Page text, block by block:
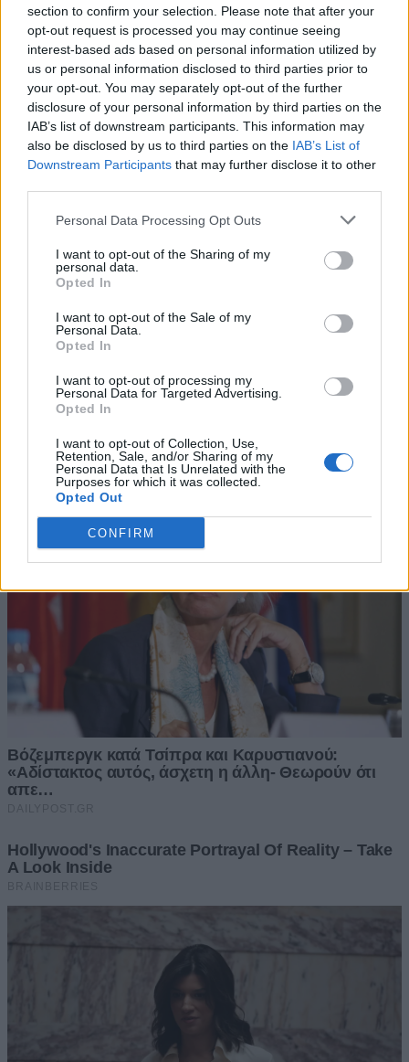
section to confirm your selection. Please note that after your
opt-out request is processed you may continue seeing
interest-based ads based on personal information utilized by
us or personal information disclosed to third parties prior to
your opt-out. You may separately opt-out of the further
disclosure of your personal information by third parties on the
IAB’s list of downstream participants. This information may
also be disclosed by us to third parties on the IAB’s List of
Downstream Participants that may further disclose it to other
Personal Data Processing Opt Outs
I want to opt-out of the Sharing of my
personal data.
Opted In
I want to opt-out of the Sale of my
Personal Data.
Opted In
I want to opt-out of processing my
Personal Data for Targeted Advertising.
Opted In
I want to opt-out of Collection, Use,
Retention, Sale, and/or Sharing of my
Personal Data that Is Unrelated with the
Purposes for which it was collected.
Opted Out
CONFIRM